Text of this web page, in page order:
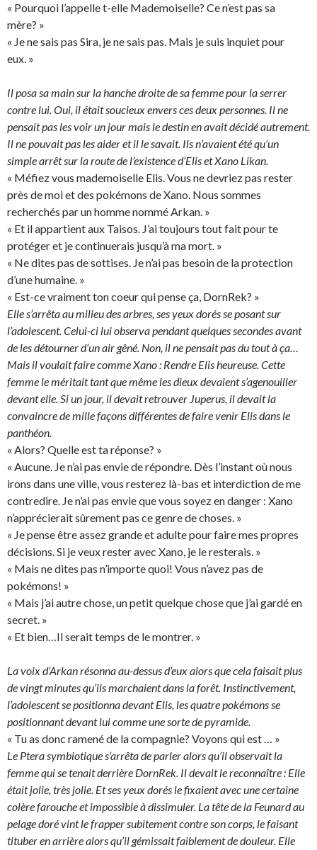
« Pourquoi l’appelle t-elle Mademoiselle? Ce n’est pas sa
mère? »
« Je ne sais pas Sira, je ne sais pas. Mais je suis inquiet pour
eux. »
Il posa sa main sur la hanche droite de sa femme pour la serrer
contre lui. Oui, il était soucieux envers ces deux personnes. Il ne
pensait pas les voir un jour mais le destin en avait décidé autrement.
Il ne pouvait pas les aider et il le savait. Ils n’avaient été qu’un
simple arrêt sur la route de l’existence d’Elis et Xano Likan.
« Méfiez vous mademoiselle Elis. Vous ne devriez pas rester
près de moi et des pokémons de Xano. Nous sommes
recherchés par un homme nommé Arkan. »
« Et il appartient aux Taisos. J’ai toujours tout fait pour te
protéger et je continuerais jusqu’à ma mort. »
« Ne dites pas de sottises. Je n’ai pas besoin de la protection
d’une humaine. »
« Est-ce vraiment ton coeur qui pense ça, DornRek? »
Elle s’arrêta au milieu des arbres, ses yeux dorés se posant sur
l’adolescent. Celui-ci lui observa pendant quelques secondes avant
de les détourner d’un air gêné. Non, il ne pensait pas du tout à ça…
Mais il voulait faire comme Xano : Rendre Elis heureuse. Cette
femme le méritait tant que même les dieux devaient s’agenouiller
devant elle. Si un jour, il devait retrouver Juperus, il devait la
convaincre de mille façons différentes de faire venir Elis dans le
panthéon.
« Alors? Quelle est ta réponse? »
« Aucune. Je n’ai pas envie de répondre. Dès l’instant où nous
irons dans une ville, vous resterez là-bas et interdiction de me
contredire. Je n’ai pas envie que vous soyez en danger : Xano
n’apprécierait sûrement pas ce genre de choses. »
« Je pense être assez grande et adulte pour faire mes propres
décisions. Si je veux rester avec Xano, je le resterais. »
« Mais ne dites pas n’importe quoi! Vous n’avez pas de
pokémons! »
« Mais j’ai autre chose, un petit quelque chose que j’ai gardé en
secret. »
« Et bien…Il serait temps de le montrer. »
La voix d’Arkan résonna au-dessus d’eux alors que cela faisait plus
de vingt minutes qu’ils marchaient dans la forêt. Instinctivement,
l’adolescent se positionna devant Elis, les quatre pokémons se
positionnant devant lui comme une sorte de pyramide.
« Tu as donc ramené de la compagnie? Voyons qui est … »
Le Ptera symbiotique s’arrêta de parler alors qu’il observait la
femme qui se tenait derrière DornRek. Il devait le reconnaître : Elle
était jolie, très jolie. Et ses yeux dorés le fixaient avec une certaine
colère farouche et impossible à dissimuler. La tête de la Feunard au
pelage doré vint le frapper subitement contre son corps, le faisant
tituber en arrière alors qu’il gémissait faiblement de douleur. Elle